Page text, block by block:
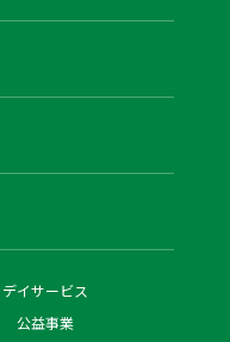
デイサービス
公益事業